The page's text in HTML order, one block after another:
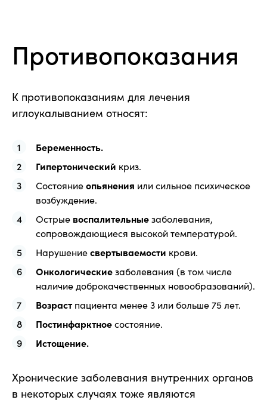
Противопоказания
К противопоказаниям для лечения
иглоукалыванием относят:
Беременность.
Гипертонический криз.
Состояниеопьянения или сильное психическое
возбуждение.
Острые воспалительныезаболевания,
сопровождающиеся высокой температурой.
Нарушениесвертываемости крови.
Онкологическиезаболевания (в том числе
наличие доброкачественных новообразований).
Возраст пациента менее 3 или больше 75 лет.
Постинфарктноесостояние.
Истощение.
Хронические заболевания внутренних органов
в некоторых случаях тоже являются